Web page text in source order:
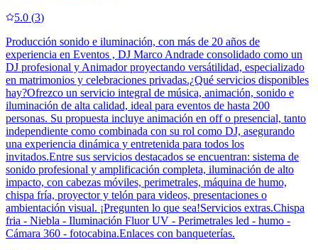
5.0 (3)
Producción sonido e iluminación, con más de 20 años de
experiencia en Eventos , DJ Marco Andrade consolidado como un
DJ profesional y Animador proyectando versátilidad, especializado
en matrimonios y celebraciones privadas.¿Qué servicios disponibles
hay?Ofrezco un servicio integral de música, animación, sonido e
iluminación de alta calidad, ideal para eventos de hasta 200
personas. Su propuesta incluye animación en off o presencial, tanto
independiente como combinada con su rol como DJ, asegurando
una experiencia dinámica y entretenida para todos los
invitados.Entre sus servicios destacados se encuentran: sistema de
sonido profesional y amplificación completa, iluminación de alto
impacto, con cabezas móviles, perimetrales, máquina de humo,
chispa fría, proyector y telón para videos, presentaciones o
ambientación visual. ¡Pregunten lo que sea!Servicios extras.Chispa
fria - Niebla - Iluminación Fluor UV - Perimetrales led - humo -
Cámara 360 - fotocabina.Enlaces con banqueterías.